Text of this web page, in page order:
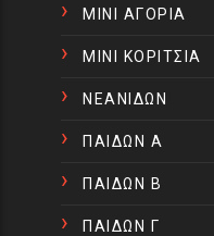
ΜΙΝΙ ΑΓΟΡΙΑ
ΜΙΝΙ ΚΟΡΙΤΣΙΑ
ΝΕΑΝΙΔΩΝ
ΠΑΙΔΩΝ Α
ΠΑΙΔΩΝ Β
ΠΑΙΔΩΝ Γ